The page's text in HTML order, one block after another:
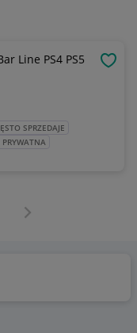
Line PS4 PS5
SPRZEDAJE
PRYWATNA
Następna strona